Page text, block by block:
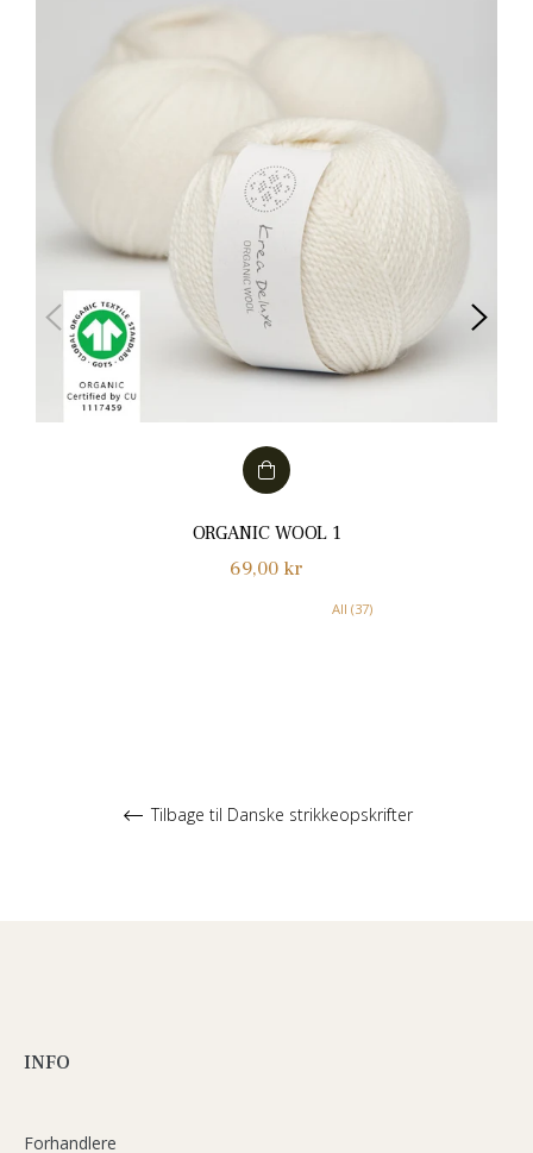
ORGANIC WOOL 1
Normalpris
69,00 kr
All (37)
Tilbage til Danske strikkeopskrifter
INFO
Forhandlere